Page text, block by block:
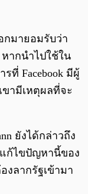
กมายอมรับว่า
ากนำไปใช้ใน
ที่ Facebook มีผู้
ขามีเหตุผลที่จะ
ยังได้กล่าวถึง
ก้ไขปัญหานี้ของ
งลากรัฐเข้ามา